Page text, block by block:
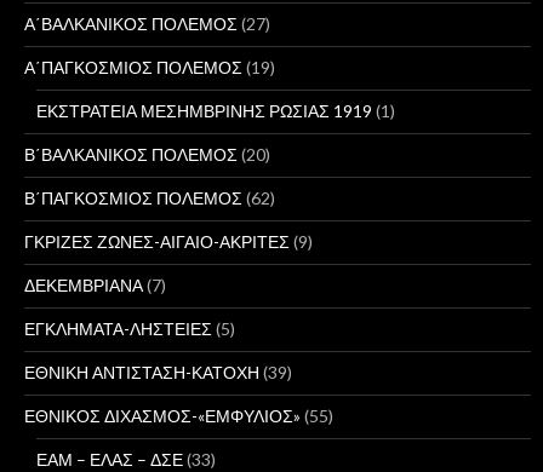
Α΄ΒΑΛΚΑΝΙΚΟΣ ΠΟΛΕΜΟΣ (27)
Α΄ΠΑΓΚΟΣΜΙΟΣ ΠΟΛΕΜΟΣ (19)
ΕΚΣΤΡΑΤΕΙΑ ΜΕΣΗΜΒΡΙΝΗΣ ΡΩΣΙΑΣ 1919 (1)
Β΄ΒΑΛΚΑΝΙΚΟΣ ΠΟΛΕΜΟΣ (20)
Β΄ΠΑΓΚΟΣΜΙΟΣ ΠΟΛΕΜΟΣ (62)
ΓΚΡΙΖΕΣ ΖΩΝΕΣ-ΑΙΓΑΙΟ-ΑΚΡΙΤΕΣ (9)
ΔΕΚΕΜΒΡΙΑΝΑ(7)
ΕΓΚΛΗΜΑΤΑ-ΛΗΣΤΕΙΕΣ (5)
ΕΘΝΙΚΗ ΑΝΤΙΣΤΑΣΗ-ΚΑΤΟΧΗ (39)
ΕΘΝΙΚΟΣ ΔΙΧΑΣΜΟΣ-«ΕΜΦΥΛΙΟΣ» (55)
ΕΑΜ – ΕΛΑΣ – ΔΣΕ(33)